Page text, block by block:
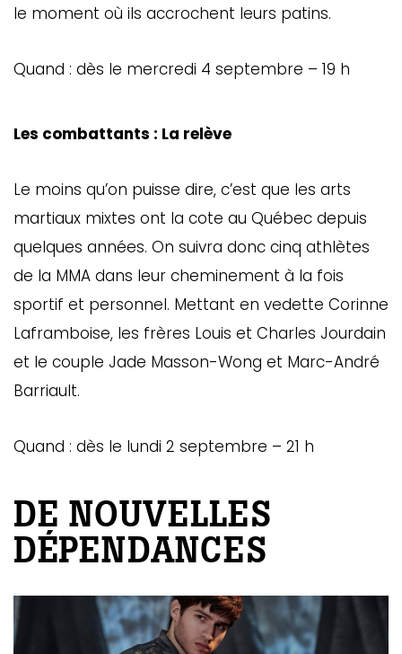
le moment où ils accrochent leurs patins.
Quand : dès le mercredi 4 septembre – 19 h
Les combattants : La relève
Le moins qu’on puisse dire, c’est que les arts
martiaux mixtes ont la cote au Québec depuis
quelques années. On suivra donc cinq athlètes
de la MMA dans leur cheminement à la fois
sportif et personnel. Mettant en vedette Corinne
Laframboise, les frères Louis et Charles Jourdain
et le couple Jade Masson-Wong et Marc-André
Barriault.
Quand : dès le lundi 2 septembre – 21 h
DE NOUVELLES
DÉPENDANCES